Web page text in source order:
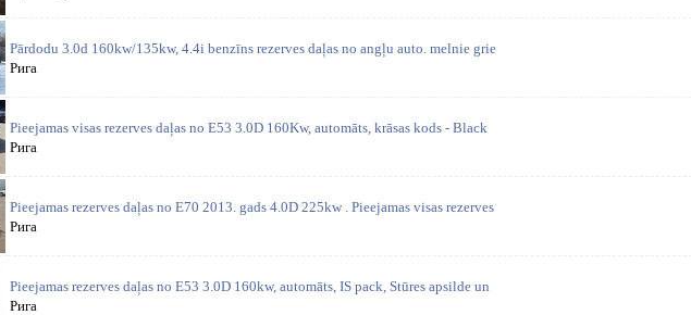
Pārdodu 3.0d 160kw/135kw, 4.4i benzīns rezerves daļas no angļu auto. melnie grie
Рига
Pieejamas visas rezerves daļas no E53 3.0D 160Kw, automāts, krāsas kods - Black
Рига
Pieejamas rezerves daļas no E70 2013. gads 4.0D 225kw . Pieejamas visas rezerves
Рига
Pieejamas rezerves daļas no E53 3.0D 160kw, automāts, IS pack, Stūres apsilde un
Рига